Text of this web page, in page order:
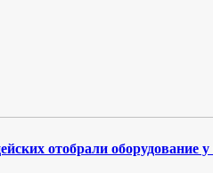
отобрали оборудование